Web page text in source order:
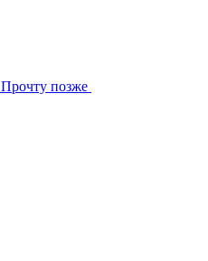
Прочту позже